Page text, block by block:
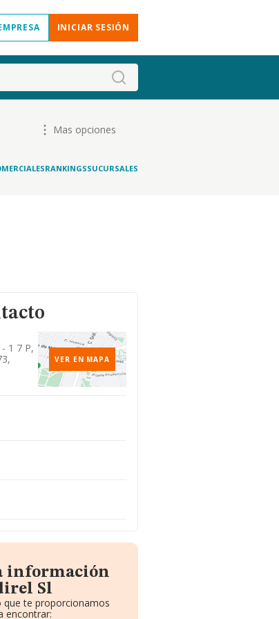
INICIAR SESIÓN
Mas opciones
RANKINGSSUCURSALES
1 7 P,
VER EN MAPA
información
Sl
te proporcionamos
encontrar: